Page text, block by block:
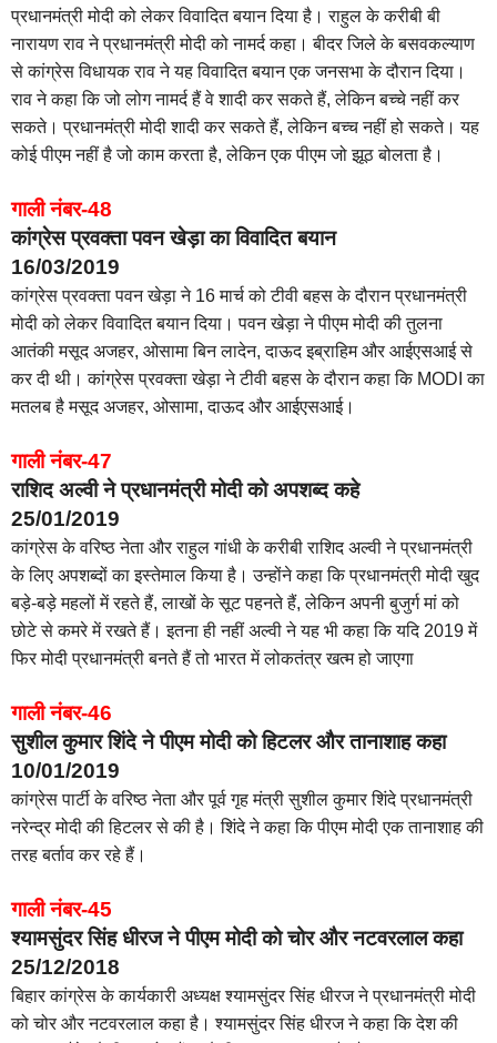
प्रधानमंत्री मोदी को लेकर विवादित बयान दिया है। राहुल के करीबी बी
नारायण राव ने प्रधानमंत्री मोदी को नामर्द कहा। बीदर जिले के बसवकल्याण
से कांग्रेस विधायक राव ने यह विवादित बयान एक जनसभा के दौरान दिया।
राव ने कहा कि जो लोग नामर्द हैं वे शादी कर सकते हैं, लेकिन बच्चे नहीं कर
सकते। प्रधानमंत्री मोदी शादी कर सकते हैं, लेकिन बच्च नहीं हो सकते। यह
कोई पीएम नहीं है जो काम करता है, लेकिन एक पीएम जो झूठ बोलता है।
गाली नंबर-48
कांग्रेस प्रवक्ता पवन खेड़ा का विवादित बयान
16/03/2019
कांग्रेस प्रवक्ता पवन खेड़ा ने 16 मार्च को टीवी बहस के दौरान प्रधानमंत्री
मोदी को लेकर विवादित बयान दिया। पवन खेड़ा ने पीएम मोदी की तुलना
आतंकी मसूद अजहर, ओसामा बिन लादेन, दाऊद इब्राहिम और आईएसआई से
कर दी थी। कांग्रेस प्रवक्ता खेड़ा ने टीवी बहस के दौरान कहा कि MODI का
मतलब है मसूद अजहर, ओसामा, दाऊद और आईएसआई।
गाली नंबर-47
राशिद अल्वी ने प्रधानमंत्री मोदी को अपशब्द कहे
25/01/2019
कांग्रेस के वरिष्ठ नेता और राहुल गांधी के करीबी राशिद अल्वी ने प्रधानमंत्री
के लिए अपशब्दों का इस्तेमाल किया है। उन्होंने कहा कि प्रधानमंत्री मोदी खुद
बड़े-बड़े महलों में रहते हैं, लाखों के सूट पहनते हैं, लेकिन अपनी बुजुर्ग मां को
छोटे से कमरे में रखते हैं। इतना ही नहीं अल्वी ने यह भी कहा कि यदि 2019 में
फिर मोदी प्रधानमंत्री बनते हैं तो भारत में लोकतंत्र खत्म हो जाएगा
गाली नंबर-46
सुशील कुमार शिंदे ने पीएम मोदी को हिटलर और तानाशाह कहा
10/01/2019
कांग्रेस पार्टी के वरिष्ठ नेता और पूर्व गृह मंत्री सुशील कुमार शिंदे प्रधानमंत्री
नरेन्द्र मोदी की हिटलर से की है। शिंदे ने कहा कि पीएम मोदी एक तानाशाह की
तरह बर्ताव कर रहे हैं।
गाली नंबर-45
श्यामसुंदर सिंह धीरज ने पीएम मोदी को चोर और नटवरलाल कहा
25/12/2018
बिहार कांग्रेस के कार्यकारी अध्यक्ष श्यामसुंदर सिंह धीरज ने प्रधानमंत्री मोदी
को चोर और नटवरलाल कहा है। श्यामसुंदर सिंह धीरज ने कहा कि देश की